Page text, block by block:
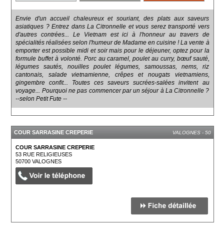
Envie d'un accueil chaleureux et souriant, des plats aux saveurs
asiatiques ? Entrez dans La Citronnelle et vous serez transporté vers
d'autres contrées... Le Vietnam est ici à l'honneur au travers de
spécialités réalisées selon l'humeur de Madame en cuisine ! La vente à
emporter est possible midi et soir mais pour le déjeuner, optez pour la
formule buffet à volonté. Porc au caramel, poulet au curry, bœuf sauté,
légumes sautés, nouilles poulet légumes, samoussas, nems, riz
cantonais, salade vietnamienne, crêpes et nougats vietnamiens,
gingembre confit... Toutes ces saveurs sucrées-salées invitent au
voyage... Pourquoi ne pas commencer par un séjour à La Citronnelle ?
--selon Petit Fute --
COUR SARRASINE CREPERIE VALOGNES - 50
COUR SARRASINE CREPERIE
53 RUE RELIGIEUSES
50700VALOGNES